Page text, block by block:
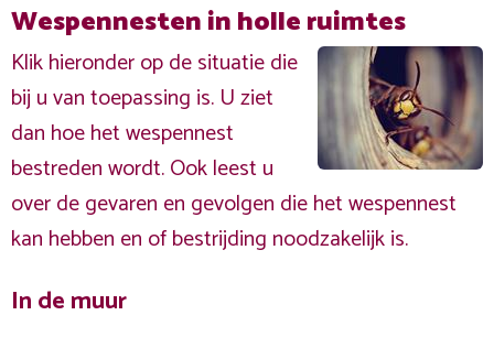
Wespennesten in holle ruimtes
Klik hieronder op de situatie die
bij u van toepassing is. U ziet
dan hoe het wespennest
bestreden wordt. Ook leest u
over de gevaren en gevolgen die het wespennest
kan hebben en of bestrijding noodzakelijk is.
In de muur